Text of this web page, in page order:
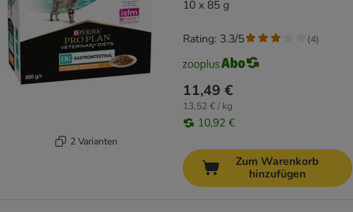
2 Varianten
10 x 85 g
11,49 €
13,52 € / kg
10,92 €
Rating: 3.3/5 (4)
Zum Warenkorb
hinzufügen